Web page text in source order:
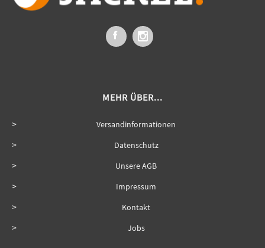
MEHR ÜBER...
Versandinformationen
Datenschutz
Unsere AGB
Impressum
Kontakt
Jobs